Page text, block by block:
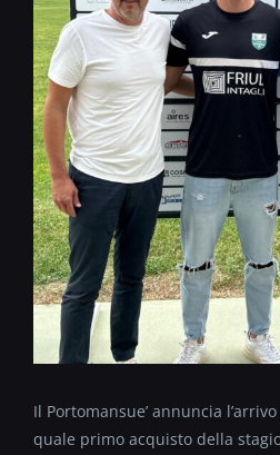
Il Portomansue’ annuncia
quale primo acquisto della